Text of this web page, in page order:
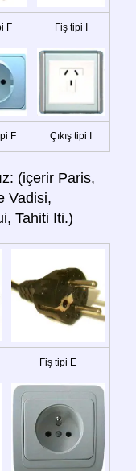
F Fiş tipi I
F Çıkış tipi I
(içerir Paris,
Vadisi,
Tahiti Iti.)
Fiş tipi E